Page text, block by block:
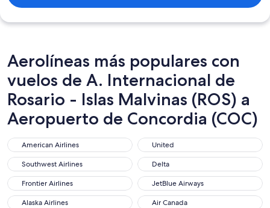
Aerolíneas más populares con
vuelos de A. Internacional de
Rosario - Islas Malvinas (ROS) a
Aeropuerto de Concordia (COC)
American Airlines
American Airlines United
United
Southwest Airlines
Southwest Airlines Delta
Delta
Frontier Airlines
Frontier Airlines JetBlue Airways
JetBlue Airways
Alaska Airlines
Alaska Airlines Air Canada
Air Canada